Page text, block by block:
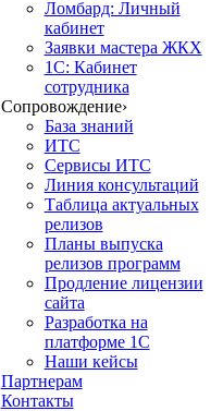
Ломбард: Личный
кабинет
Заявки мастера ЖКХ
1С: Кабинет
сотрудника
Сопровождение›
База знаний
ИТС
Сервисы ИТС
Линия консультаций
Таблица актуальных
релизов
Планы выпуска
релизов программ
Продление лицензии
сайта
Разработка на
платформе 1С
Наши кейсы
Партнерам
Контакты